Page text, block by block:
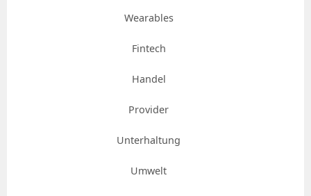
Wearables
Fintech
Handel
Provider
Unterhaltung
Umwelt